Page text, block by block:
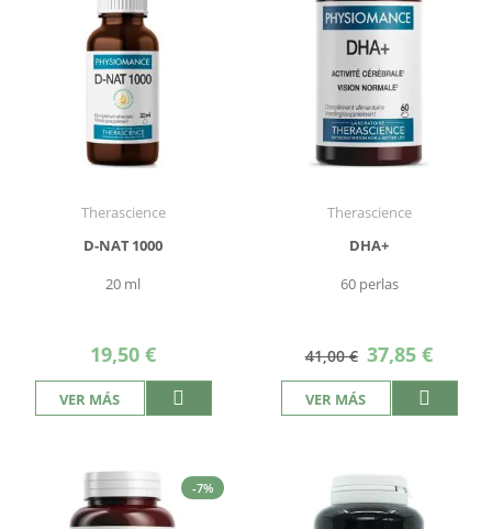
Therascience
D-NAT 1000
20 ml
19,50 €
VER MÁS
Therascience
DHA+
60 perlas
41,00 € Precio
especial
37,85 €
VER MÁS
-7%